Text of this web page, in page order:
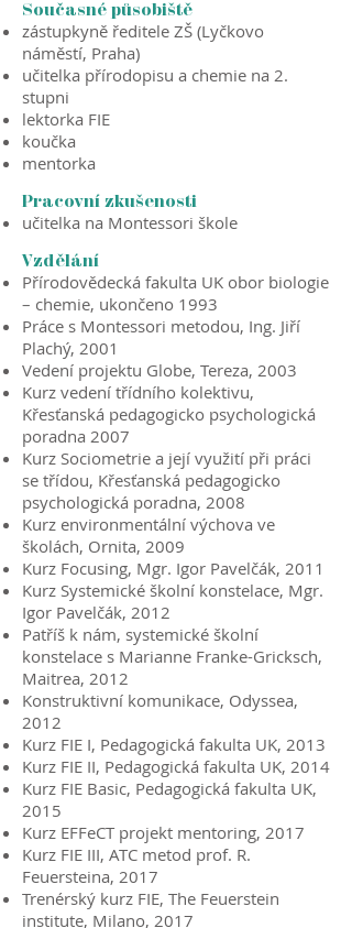
Současné působiště
zástupkyně ředitele ZŠ (Lyčkovo
náměstí, Praha)
učitelka přírodopisu a chemie na 2.
stupni
lektorka FIE
koučka
mentorka
Pracovní zkušenosti
učitelka na Montessori škole
Vzdělání
Přírodovědecká fakulta UK obor biologie
– chemie, ukončeno 1993
Práce s Montessori metodou, Ing. Jiří
Plachý, 2001
Vedení projektu Globe, Tereza, 2003
Kurz vedení třídního kolektivu,
Křesťanská pedagogicko psychologická
poradna 2007
Kurz Sociometrie a její využití při práci
se třídou, Křesťanská pedagogicko
psychologická poradna, 2008
Kurz environmentální výchova ve
školách, Ornita, 2009
Kurz Focusing, Mgr. Igor Pavelčák, 2011
Kurz Systemické školní konstelace, Mgr.
Igor Pavelčák, 2012
Patříš k nám, systemické školní
konstelace s Marianne Franke-Gricksch,
Maitrea, 2012
Konstruktivní komunikace, Odyssea,
2012
Kurz FIE I, Pedagogická fakulta UK, 2013
Kurz FIE II, Pedagogická fakulta UK, 2014
Kurz FIE Basic, Pedagogická fakulta UK,
2015
Kurz EFFeCT projekt mentoring, 2017
Kurz FIE III, ATC metod prof. R.
Feuersteina, 2017
Trenérský kurz FIE, The Feuerstein
institute, Milano, 2017